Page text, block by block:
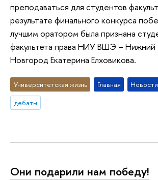
преподаваться для студентов
результате финального конкурса
лучшим оратором была признана
факультета права НИУ ВШЭ – Нижний
Новгород Екатерина Елховикова.
Университетская жизнь Главная Новости
дебаты
Они подарили нам победу!